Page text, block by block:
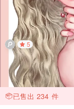
5
已售出 234 件